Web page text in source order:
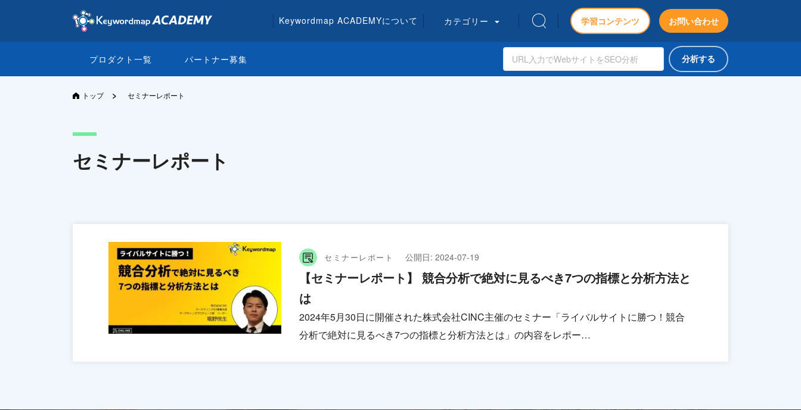
Keywordmap ACADEMYについて カテゴリー 学習コンテンツ お問い合わせ
プロダクト一覧 パートナー募集 分析する
トップ > セミナーレポート
セミナーレポート
セミナーレポート 公開日:2024-07-19
【セミナーレポート】 競合分析で絶対に見るべき7つの指標と分析方法と
は
2024年5月30日に開催された株式会社CINC主催のセミナー「ライバルサイトに勝つ！競合
分析で絶対に見るべき7つの指標と分析方法とは」の内容をレポー…